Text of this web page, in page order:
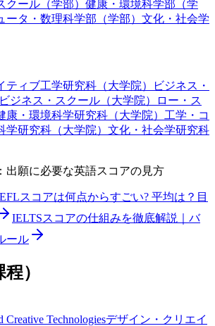
クール（学部） 健康・環境科学部（学
ータ・数理科学部（学部） 文化・社会学
ティブ工学研究科（大学院）
ビジネス・
ビジネス・スクール（大学院）
ロー・ス
康・環境科学研究科（大学院） 工学・コ
研究科（大学院） 文化・社会学研究科
出願に必要な英語スコアの見方
スコアは何点からすごい? 平均は？目
IELTSスコアの仕組みを徹底解説｜バ
ール
）
Creative Technologiesデザイン・クリエイ